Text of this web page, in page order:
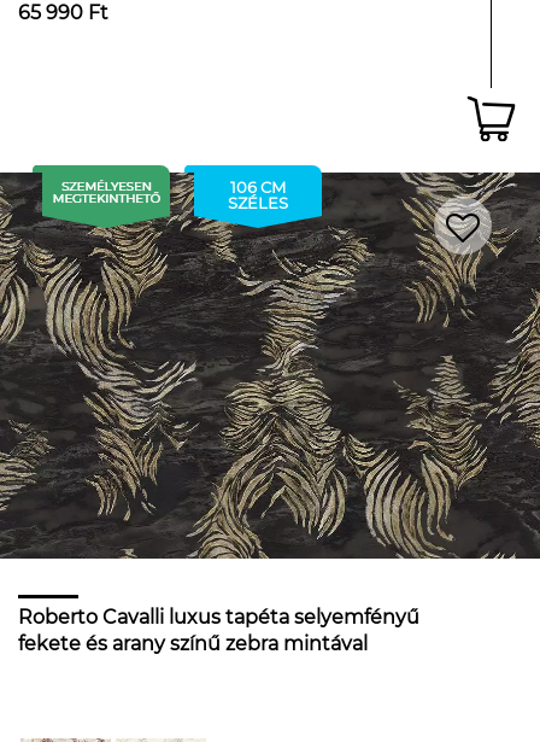
65 990 Ft
106 CM
SZÉLES
Roberto Cavalli luxus tapéta selyemfényű
fekete és arany színű zebra mintával